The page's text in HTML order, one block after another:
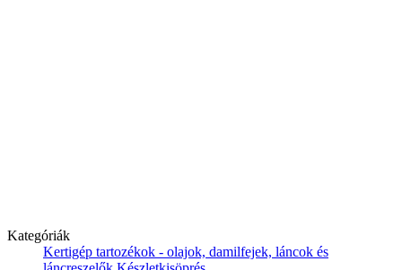
Kategóriák
Kertigép tartozékok - olajok, damilfejek, láncok és